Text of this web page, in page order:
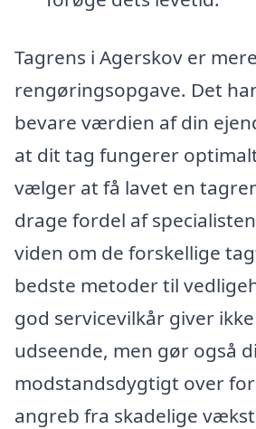
Tagrens i Agerskov er
rengøringsopgave. Det
bevare værdien af din
at dit tag fungerer
vælger at få lavet en
drage fordel af
viden om de forskellige
bedste metoder til
god servicevilkår giver
udseende, men gør også
modstandsdygtigt over
angreb fra skadelige